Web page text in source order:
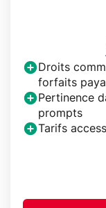
Droits
forfaits
Pertinence
prompts
Tarifs